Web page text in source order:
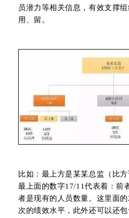
员潜力等相关信息，有效支撑
用、留。
比如：最上方是某某总监（比
最上面的数字17/11代表着：前
者是现有的人员数量。 这里面
次的绩效水平，此外还可以还